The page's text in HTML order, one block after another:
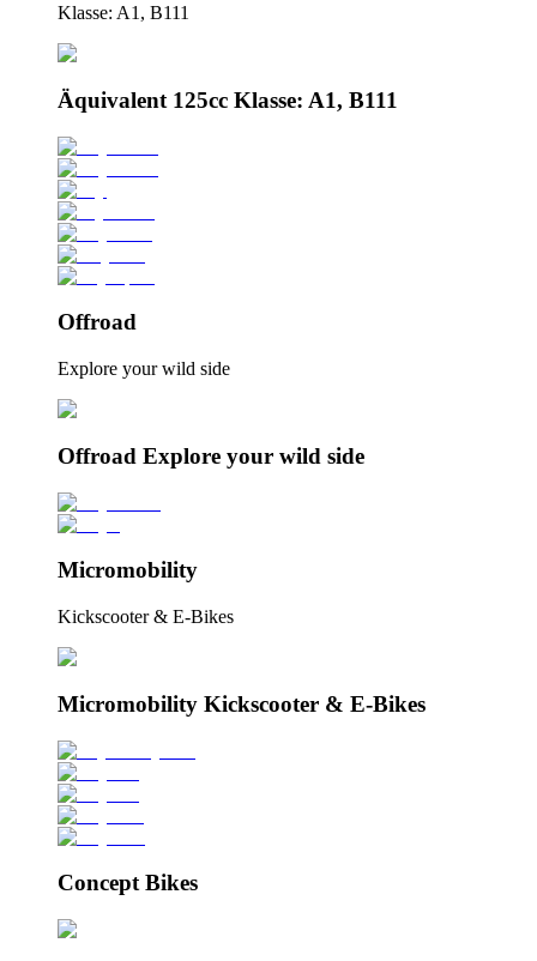
Klasse: A1, B111
Äquivalent 125cc Klasse: A1, B111
Offroad
Explore your wild side
Offroad Explore your wild side
Micromobility
Kickscooter & E-Bikes
Micromobility Kickscooter & E-Bikes
Concept Bikes